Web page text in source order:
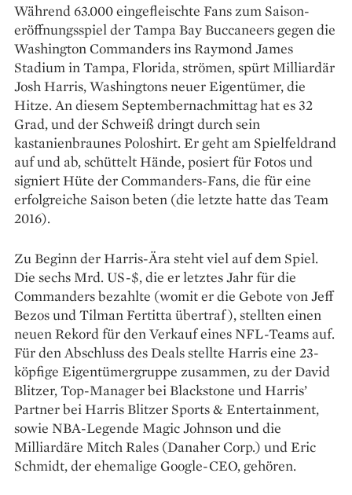
Während 63.000 eingefleischte Fans zum Saison­
eröffnungsspiel der Tampa Bay Buccaneers gegen die
Washing­ton Commanders ins Raymond James
Stadium in Tampa, Florida, strömen, spürt Milliardär
Josh Harris, Washingtons neuer Eigen­tümer, die
Hitze. An diesem Septembernachmittag hat es 32
Grad, und der Schweiß dringt durch sein
kastanienbraunes Poloshirt. Er geht am Spielfeldrand
auf und ab, ­schüttelt Hände, posiert für Fotos und
signiert Hüte der Commanders-Fans, die für eine
erfolgreiche ­Saison beten (die letzte hatte das Team
2016).
Zu Beginn der Harris-Ära steht viel auf dem Spiel.
Die sechs Mrd. US-$, die er letztes Jahr für die
Commanders bezahlte (womit er die ­Gebote von Jeff
Bezos und Tilman Fertitta übertraf), stellten einen
neuen Rekord für den Verkauf ­eines NFL-Teams auf.
Für den Abschluss des Deals stellte Harris eine 23-
köpfige Eigentümergruppe zusammen, zu der David
Blitzer, Top-Manager bei Blackstone und Harris’
Partner bei Harris Blitzer Sports & Entertainment,
sowie NBA-Legende Magic Johnson und die
Milliardäre Mitch Rales (Danaher Corp.) und Eric
Schmidt, der ehemalige Google-CEO, gehören.